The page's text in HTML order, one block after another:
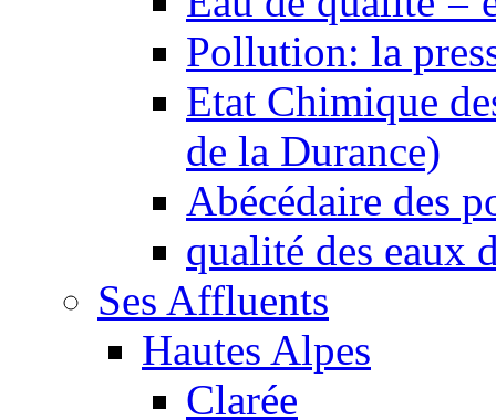
Pollution: la
Etat Chimique
de la Durance)
Abécédaire des
qualité des eaux
Ses Affluents
Hautes Alpes
Clarée